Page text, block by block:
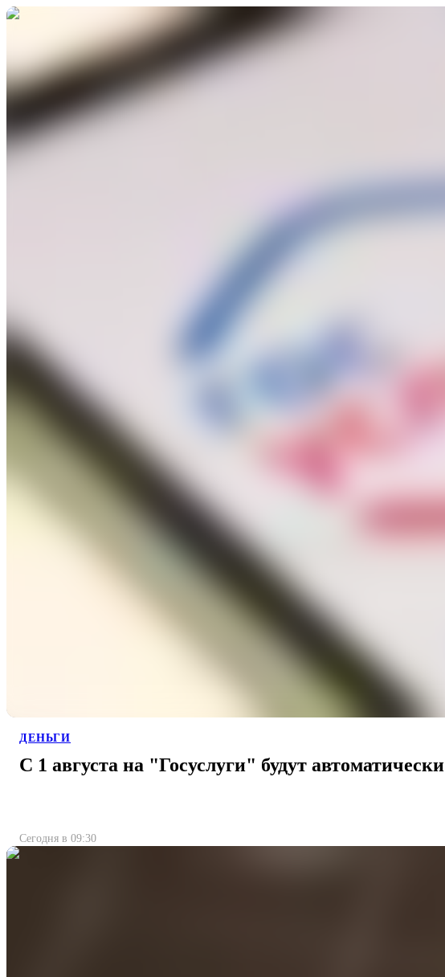
ДЕНЬГИ
С 1 августа на "Госуслуги" будут автоматически
Сегодня в 09:30